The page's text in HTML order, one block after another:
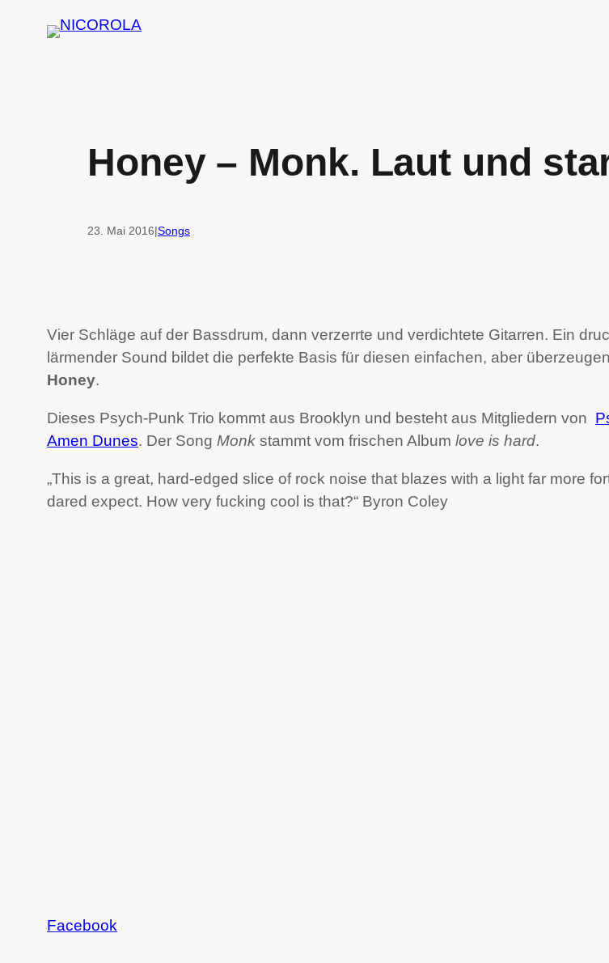
Honey – Monk. Laut und
23. Mai 2016|Songs
Vier Schläge auf der Bassdrum, dann verzerrte und verdichtete Gitarren. Ein
lärmender Sound bildet die perfekte Basis für diesen einfachen, aber
Honey.
Dieses Psych-Punk Trio kommt aus Brooklyn und besteht aus Mitgliedern von
Amen Dunes. Der Song Monk stammt vom frischen Album love is hard.
„This is a great, hard-edged slice of rock noise that blazes with a light far more
dared expect. How very fucking cool is that?“ Byron Coley
Facebook